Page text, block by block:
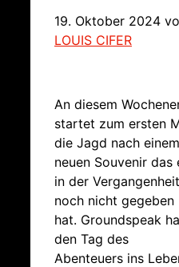
19. Oktober 2024
LOUIS CIFER
An diesem
startet zum ersten
die Jagd nach einem
neuen Souvenir das
in der Vergangenheit
noch nicht gegeben
hat. Groundspeak
den Tag des
Abenteuers ins